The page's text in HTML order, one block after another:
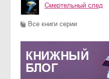
Смертельный след
Все книги серии
КНИЖНЫЙ
БЛОГ